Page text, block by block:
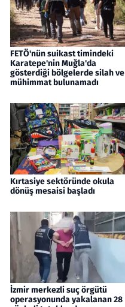
FETÖ'nün suikast timindeki
Karatepe'nin Muğla'da
gösterdiği bölgelerde silah ve
mühimmat bulunamadı
Kırtasiye sektöründe okula
dönüş mesaisi başladı
İzmir merkezli suç örgütü
operasyonunda yakalanan 28